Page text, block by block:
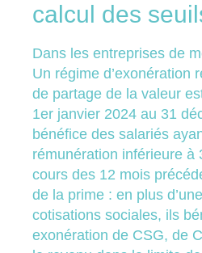
calcul des
Dans les entreprises de
Un régime d’exonération
de partage de la valeur
1er janvier 2024 au 31
bénéfice des salariés
rémunération inférieure à
cours des 12 mois
de la prime : en plus
cotisations sociales, ils
exonération de CSG, de